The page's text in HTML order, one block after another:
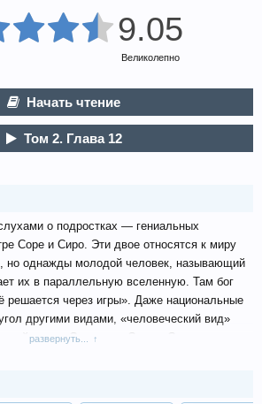
9.05
Великолепно
Начать чтение
Том 2. Глава 12
о подростках — гениальных
Соре и Сиро. Эти двое относятся к миру
но однажды молодой человек, называющий
их в параллельную вселенную. Там бог
решается через игры». Даже национальные
другими видами, «человеческий вид»
город. Смогут ли Сора и Сиро, эти
развернуть...